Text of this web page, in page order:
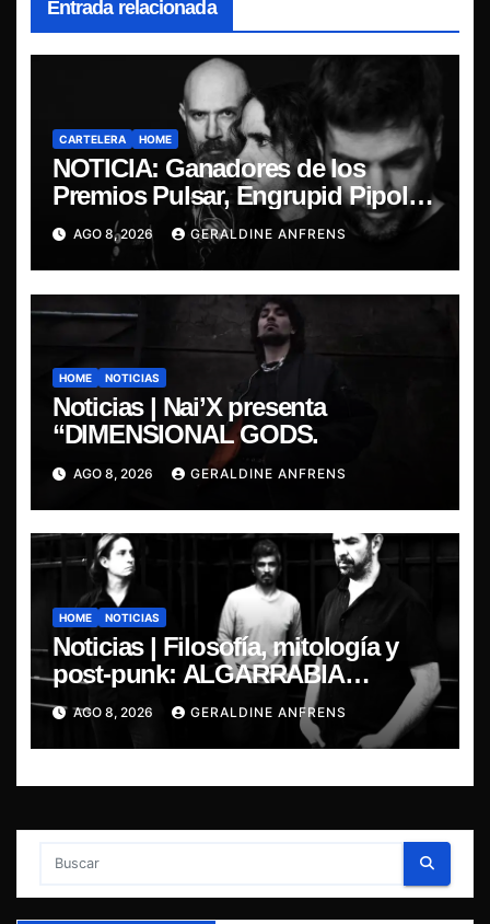
Entrada relacionada
CARTELERA HOME
NOTICIA: Ganadores de los
Premios Pulsar, Engrupid Pipol
presentan show exclusivo.
AGO 8, 2026 GERALDINE ANFRENS
HOME NOTICIAS
Noticias | Nai’X presenta
“DIMENSIONAL GODS.
AGO 8, 2026 GERALDINE ANFRENS
HOME NOTICIAS
Noticias | Filosofía, mitología y
post-punk: ALGARRABIA
presenta “Cantos de Sirena”
AGO 8, 2026 GERALDINE ANFRENS